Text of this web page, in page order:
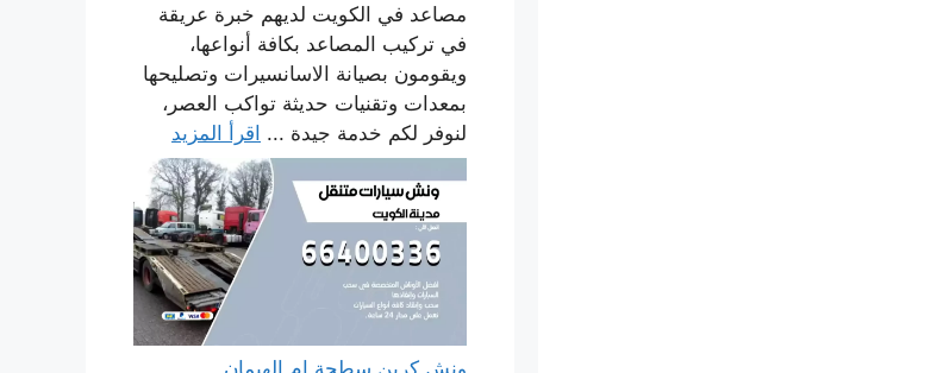
مصاعد في الكويت لديهم خبرة عريقة
في تركيب المصاعد بكافة أنواعها،
ويقومون بصيانة الاسانسيرات وتصليحها
بمعدات وتقنيات حديثة تواكب العصر،
لنوفر لكم خدمة جيدة ... اقرأ المزيد
ونش كرين سطحة ام الهيمان